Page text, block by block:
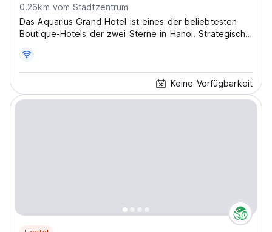
0.26km vom Stadtzentrum
Das Aquarius Grand Hotel ist eines der beliebtesten
Boutique-Hotels der zwei Sterne in Hanoi. Strategisch
Personal ist sehr freundlich und immer bereit, Ihnen zu
helfen.
Keine Verfügbarkeit